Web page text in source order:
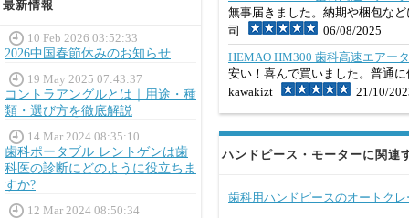
最新情報
10 Feb 2026 03:52:33
2026中国春節休みのお知らせ
19 May 2025 07:43:37
コントラアングルとは｜用途・種
類・選び方を徹底解説
14 Mar 2024 08:35:10
歯科ポータブル レントゲンは歯
科医の診断にどのように役立ちま
すか?
12 Mar 2024 08:50:34
無事届きました。納期や梱包な
司
06/08/2025
HEMAO HM300 歯科高速エアー
安い！喜んで買いました。普通
kawakizt
21/10/
ハンドピース・モーターに関連
歯科用ハンドピースのオートク